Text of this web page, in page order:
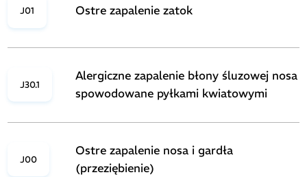
J01 Ostre zapalenie zatok
J30.1
Alergiczne zapalenie błony śluzowej nosa
spowodowane pyłkami kwiatowymi
J00
Ostre zapalenie nosa i gardła
(przeziębienie)